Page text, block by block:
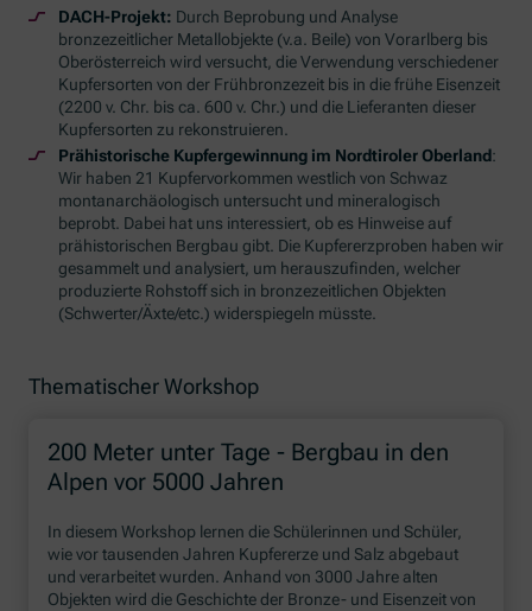
DACH-Projekt: Durch Beprobung und Analyse
bronzezeitlicher Metallobjekte (v.a. Beile) von Vorarlberg bis
Oberösterreich wird versucht, die Verwendung verschiedener
Kupfersorten von der Frühbronzezeit bis in die frühe Eisenzeit
(2200 v. Chr. bis ca. 600 v. Chr.) und die Lieferanten dieser
Kupfersorten zu rekonstruieren.
Prähistorische Kupfergewinnung im Nordtiroler Oberland:
Wir haben 21 Kupfervorkommen westlich von Schwaz
montanarchäologisch untersucht und mineralogisch
beprobt. Dabei hat uns interessiert, ob es Hinweise auf
prähistorischen Bergbau gibt. Die Kupfererzproben haben wir
gesammelt und analysiert, um herauszufinden, welcher
produzierte Rohstoff sich in bronzezeitlichen Objekten
(Schwerter/Äxte/etc.) widerspiegeln müsste.
Thematischer Workshop
200 Meter unter Tage - Bergbau in den
Alpen vor 5000 Jahren
In diesemWorkshop lernen die Schülerinnen und Schüler,
wie vor tausenden Jahren Kupfererze und Salz abgebaut
und verarbeitet wurden. Anhand von 3000 Jahre alten
Objekten wird die Geschichte der Bronze- und Eisenzeit von